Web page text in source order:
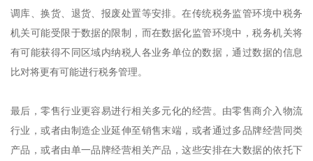
调库、换货、退货、报废处置等安排。在传统税务监管环境中税务
机关可能受限于数据的限制，而在数据化监管环境中，税务机关将
有可能获得不同区域内纳税人各业务单位的数据，通过数据的信息
比对将更有可能进行税务管理。
最后，零售行业更容易进行相关多元化的经营。由零售商介入物流
行业，或者由制造企业延伸至销售末端，或者通过多品牌经营同类
产品，或者由单一品牌经营相关产品，这些安排在大数据的依托下